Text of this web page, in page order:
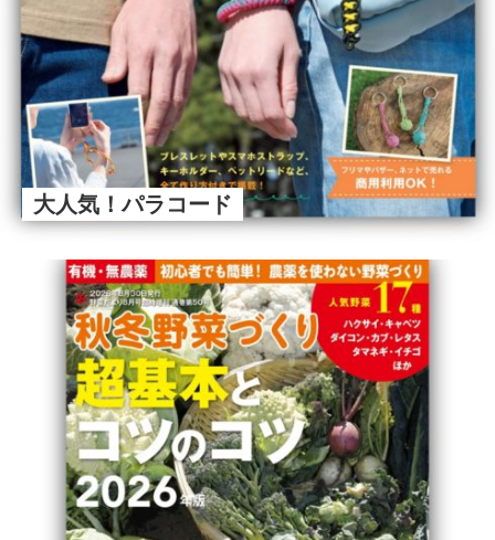
大人気！パラコード